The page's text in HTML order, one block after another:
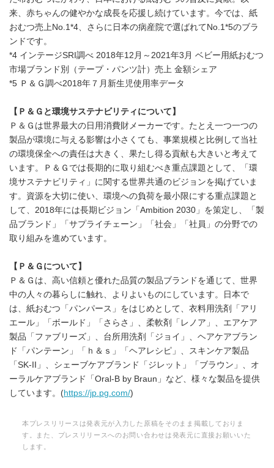
来、赤ちゃんの健やかな成長を応援し続けています。今では、紙
おむつ売上No.1*4、さらに日本の病産院で選ばれてNo.1*5のブラ
ンドです。
*4 インテージSRI調べ 2018年12月～2021年3月 ベビー用紙おむつ
市場ブランド別（テープ・パンツ計）売上 金額シェア
*5 Ｐ＆Ｇ調べ2018年７月新生児使用率データ
【Ｐ＆Ｇと環境サステナビリティについて】
Ｐ＆Ｇは世界最大の日用消費財メーカーです。たとえ一つ一つの
製品が環境に与える影響は小さくても、事業規模と比例して当社
の環境保全への責任は大きく、果たし得る貢献も大きいと考えて
います。Ｐ＆Ｇでは長期的に取り組むべき重点課題として、「環
境サステナビリティ」に関する世界共通のビジョンを掲げていま
す。資源を大切に使い、環境への負荷を最小限にする重点課題と
して、2018年には長期ビジョン「Ambition 2030」を策定し、「製
品ブランド」「サプライチェーン」「社会」「社員」の分野での
取り組みを進めています。
【Ｐ＆Ｇについて】
Ｐ＆Ｇは、高い信頼と優れた品質の製品ブランドを通じて、世界
中の人々の暮らしに触れ、よりよいものにしています。日本で
は、紙おむつ「パンパース」をはじめとして、衣料用洗剤「アリ
エール」「ボールド」「さらさ」、柔軟剤「レノア」、エアケア
製品「ファブリーズ」、台所用洗剤「ジョイ」、ヘアケアブラン
ド「パンテーン」「ｈ＆ｓ」「ヘアレシピ」、スキンケア製品
「SK-II」、シェーブケアブランド「ジレット」「ブラウン」、オ
ーラルケアブランド「Oral-B by Braun」など、様々な製品を提供
しています。(https://jp.pg.com/)
本プレスリリースは発表元が入力した原稿をそのまま掲載しておりま
す。また、プレスリリースへのお問い合わせは発表元に直接お願いいた
します。